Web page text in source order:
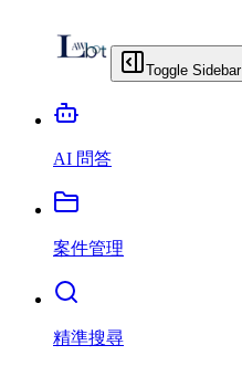
Toggle Sidebar
AI 問答
案件管理
精準搜尋